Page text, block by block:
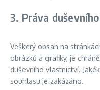
3. Práva
Veškerý obsah na
obrázků a grafiky, je
duševního vlastnictví.
souhlasu je zakázáno.